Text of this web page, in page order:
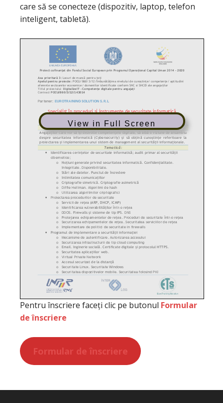
care să se conecteze (dispozitiv, laptop, telefon
inteligent, tabletă).
View in Full Screen
Pentru înscriere faceți clic pe butonul Formular
de înscriere
Formular de înscriere